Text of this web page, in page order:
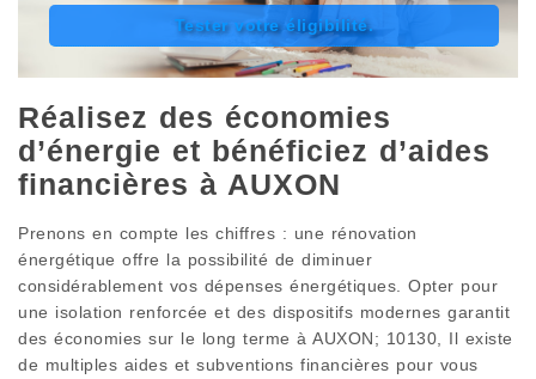
Tester votre éligibilité.
Réalisez des économies
d’énergie et bénéficiez d’aides
financières à AUXON
Prenons en compte les chiffres : une rénovation
énergétique offre la possibilité de diminuer
considérablement vos dépenses énergétiques. Opter pour
une isolation renforcée et des dispositifs modernes garantit
des économies sur le long terme à AUXON; 10130, Il existe
de multiples aides et subventions financières pour vous